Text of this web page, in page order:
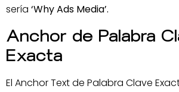
sería ‘Why Ads Media’.
Anchor de Palabra
Exacta
El Anchor Text de Palabra Clave